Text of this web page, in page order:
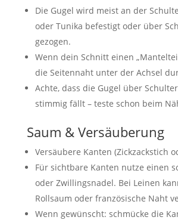
Die Gugel wird meist an der
oder Tunika befestigt oder über
gezogen.
Wenn dein Schnitt einen
die Seitennaht unter der Achsel
Achte, dass die Gugel über
stimmig fällt – teste schon beim
Saum & Versäuberung
Versäubere Kanten (Zickzackstich
Für sichtbare Kanten nutze einen
oder Zwillingsnadel. Bei Leinen
Rollsaum oder französische Naht
Wenn gewünscht: schmücke die